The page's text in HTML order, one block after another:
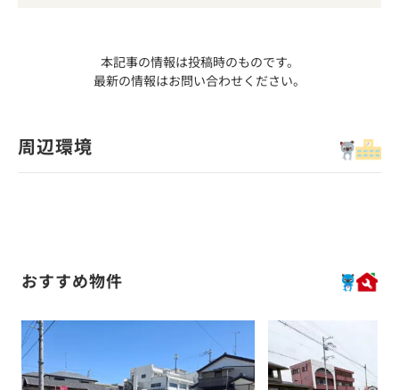
本記事の情報は投稿時のものです。
最新の情報はお問い合わせください。
周辺環境
おすすめ物件